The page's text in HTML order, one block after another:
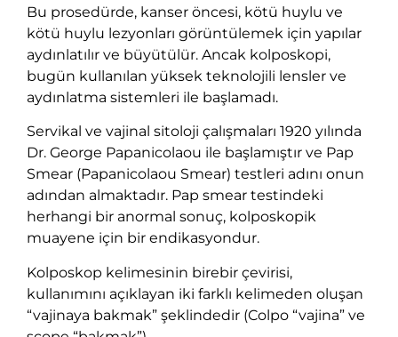
Bu prosedürde, kanser öncesi, kötü huylu ve
kötü huylu lezyonları görüntülemek için yapılar
aydınlatılır ve büyütülür. Ancak kolposkopi,
bugün kullanılan yüksek teknolojili lensler ve
aydınlatma sistemleri ile başlamadı.
Servikal ve vajinal sitoloji çalışmaları 1920 yılında
Dr. George Papanicolaou ile başlamıştır ve Pap
Smear (Papanicolaou Smear) testleri adını onun
adından almaktadır. Pap smear testindeki
herhangi bir anormal sonuç, kolposkopik
muayene için bir endikasyondur.
Kolposkop kelimesinin birebir çevirisi,
kullanımını açıklayan iki farklı kelimeden oluşan
“vajinaya bakmak” şeklindedir (Colpo “vajina” ve